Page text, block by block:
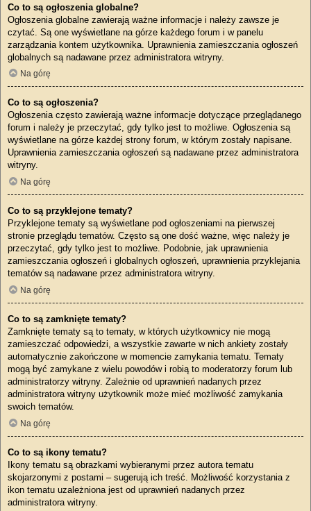
Co to są ogłoszenia globalne?
Ogłoszenia globalne zawierają ważne informacje i należy zawsze je
czytać. Są one wyświetlane na górze każdego forum i w panelu
zarządzania kontem użytkownika. Uprawnienia zamieszczania ogłoszeń
globalnych są nadawane przez administratora witryny.
Na górę
Co to są ogłoszenia?
Ogłoszenia często zawierają ważne informacje dotyczące przeglądanego
forum i należy je przeczytać, gdy tylko jest to możliwe. Ogłoszenia są
wyświetlane na górze każdej strony forum, w którym zostały napisane.
Uprawnienia zamieszczania ogłoszeń są nadawane przez administratora
witryny.
Na górę
Co to są przyklejone tematy?
Przyklejone tematy są wyświetlane pod ogłoszeniami na pierwszej
stronie przeglądu tematów. Często są one dość ważne, więc należy je
przeczytać, gdy tylko jest to możliwe. Podobnie, jak uprawnienia
zamieszczania ogłoszeń i globalnych ogłoszeń, uprawnienia przyklejania
tematów są nadawane przez administratora witryny.
Na górę
Co to są zamknięte tematy?
Zamknięte tematy są to tematy, w których użytkownicy nie mogą
zamieszczać odpowiedzi, a wszystkie zawarte w nich ankiety zostały
automatycznie zakończone w momencie zamykania tematu. Tematy
mogą być zamykane z wielu powodów i robią to moderatorzy forum lub
administratorzy witryny. Zależnie od uprawnień nadanych przez
administratora witryny użytkownik może mieć możliwość zamykania
swoich tematów.
Na górę
Co to są ikony tematu?
Ikony tematu są obrazkami wybieranymi przez autora tematu
skojarzonymi z postami – sugerują ich treść. Możliwość korzystania z
ikon tematu uzależniona jest od uprawnień nadanych przez
administratora witryny.